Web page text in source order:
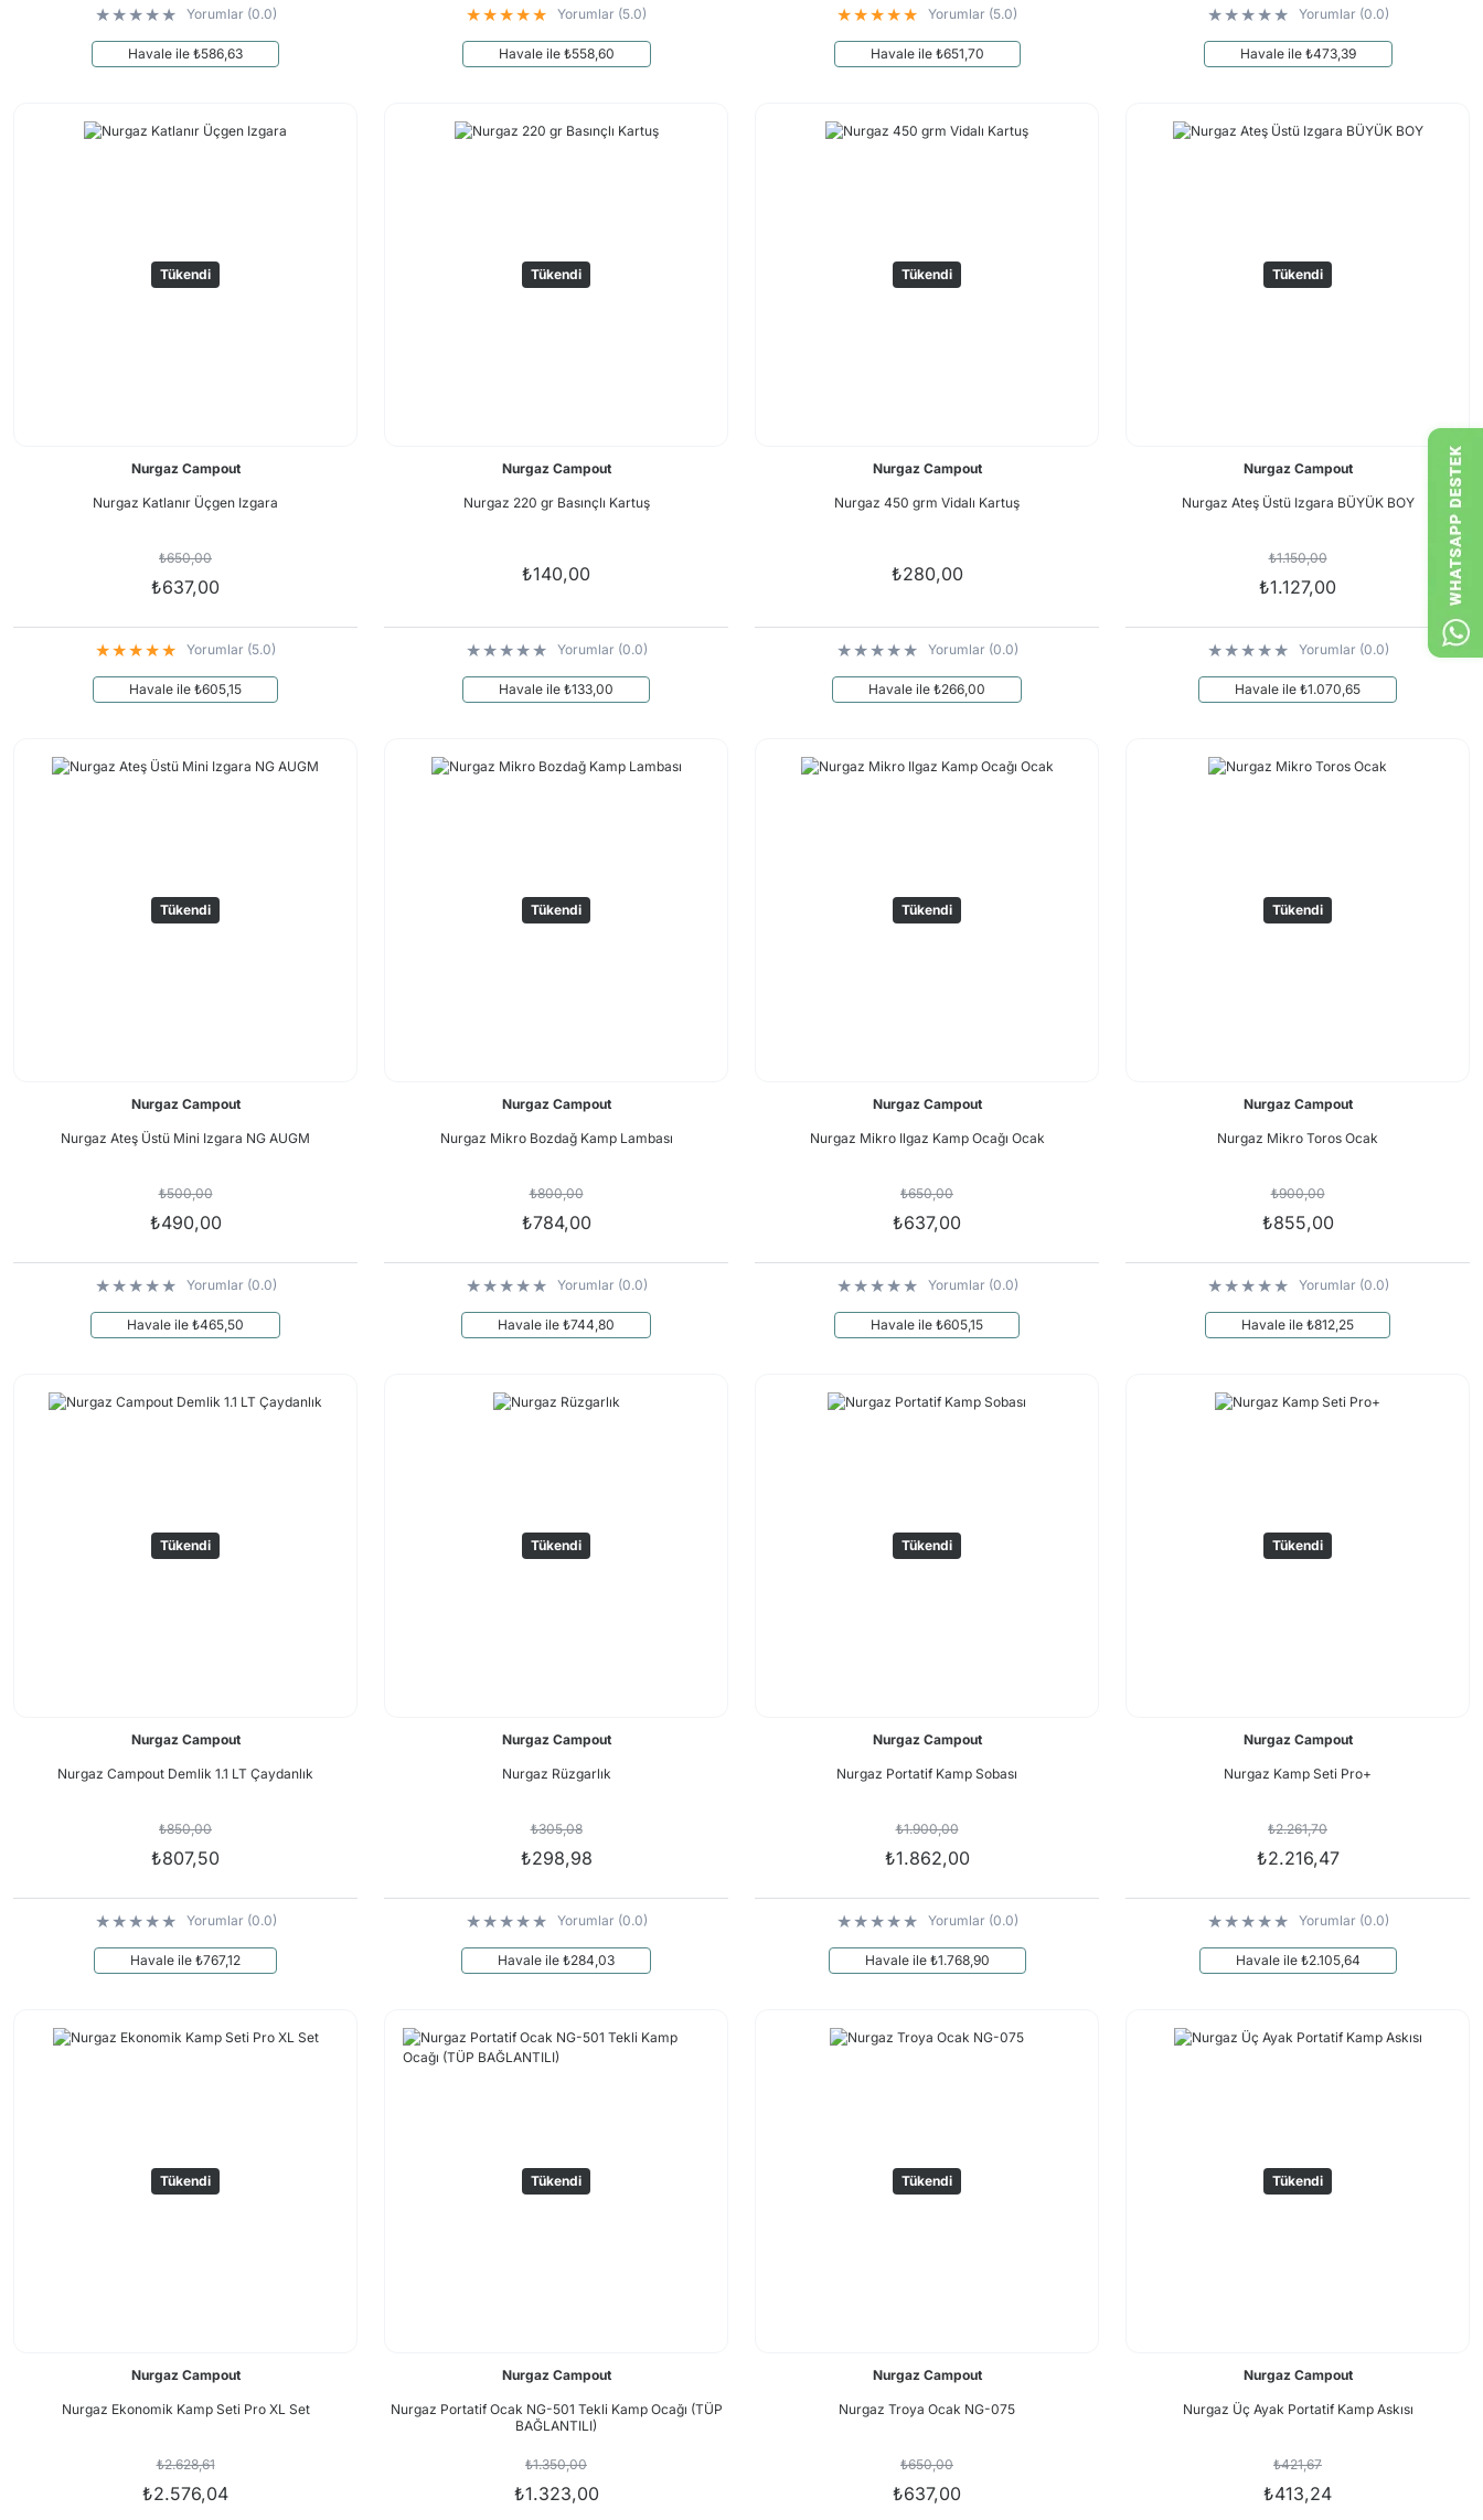
Yorumlar (0.0)
Havale ile ₺586,63
Yorumlar (5.0)
Havale ile ₺558,60
Yorumlar (5.0)
Havale ile ₺651,70
Yorumlar (0.0)
Havale ile ₺473,39
Tükendi
Nurgaz Campout
Nurgaz Katlanır Üçgen Izgara
₺650,00
₺637,00
Yorumlar (5.0)
Havale ile ₺605,15
Tükendi
Nurgaz Campout
Nurgaz 220 gr Basınçlı Kartuş
₺140,00
Yorumlar (0.0)
Havale ile ₺133,00
Tükendi
Nurgaz Campout
Nurgaz 450 grm Vidalı Kartuş
₺280,00
Yorumlar (0.0)
Havale ile ₺266,00
Tükendi
Nurgaz Campout
Nurgaz Ateş Üstü Izgara BÜYÜK BOY
₺1.150,00
₺1.127,00
Yorumlar (0.0)
Havale ile ₺1.070,65
Tükendi
Nurgaz Campout
Nurgaz Ateş Üstü Mini Izgara NG AUGM
₺500,00
₺490,00
Yorumlar (0.0)
Havale ile ₺465,50
Tükendi
Nurgaz Campout
Nurgaz Mikro Bozdağ Kamp Lambası
₺800,00
₺784,00
Yorumlar (0.0)
Havale ile ₺744,80
Tükendi
Nurgaz Campout
Nurgaz Mikro Ilgaz Kamp Ocağı Ocak
₺650,00
₺637,00
Yorumlar (0.0)
Havale ile ₺605,15
Tükendi
Nurgaz Campout
Nurgaz Mikro Toros Ocak
₺900,00
₺855,00
Yorumlar (0.0)
Havale ile ₺812,25
Tükendi
Nurgaz Campout
Nurgaz Campout Demlik 1.1 LT Çaydanlık
₺850,00
₺807,50
Yorumlar (0.0)
Havale ile ₺767,12
Tükendi
Nurgaz Campout
Nurgaz Rüzgarlık
₺305,08
₺298,98
Yorumlar (0.0)
Havale ile ₺284,03
Tükendi
Nurgaz Campout
Nurgaz Portatif Kamp Sobası
₺1.900,00
₺1.862,00
Yorumlar (0.0)
Havale ile ₺1.768,90
Tükendi
Nurgaz Campout
Nurgaz Kamp Seti Pro+
₺2.261,70
₺2.216,47
Yorumlar (0.0)
Havale ile ₺2.105,64
Tükendi
Nurgaz Campout
Nurgaz Ekonomik Kamp Seti Pro XL Set
₺2.628,61
₺2.576,04
Tükendi
Nurgaz Campout
Nurgaz Portatif Ocak NG-501 Tekli Kamp Ocağı (TÜP
BAĞLANTILI)
₺1.350,00
₺1.323,00
Tükendi
Nurgaz Campout
Nurgaz Troya Ocak NG-075
₺650,00
₺637,00
Tükendi
Nurgaz Campout
Nurgaz Üç Ayak Portatif Kamp Askısı
₺421,67
₺413,24